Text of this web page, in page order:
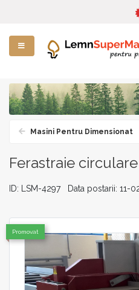
Masini Pentru Dimensionat
Ferastraie
ID: LSM-4297 Data postarii: 11-
Promovat